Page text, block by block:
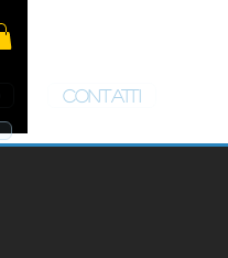
CONTATTI